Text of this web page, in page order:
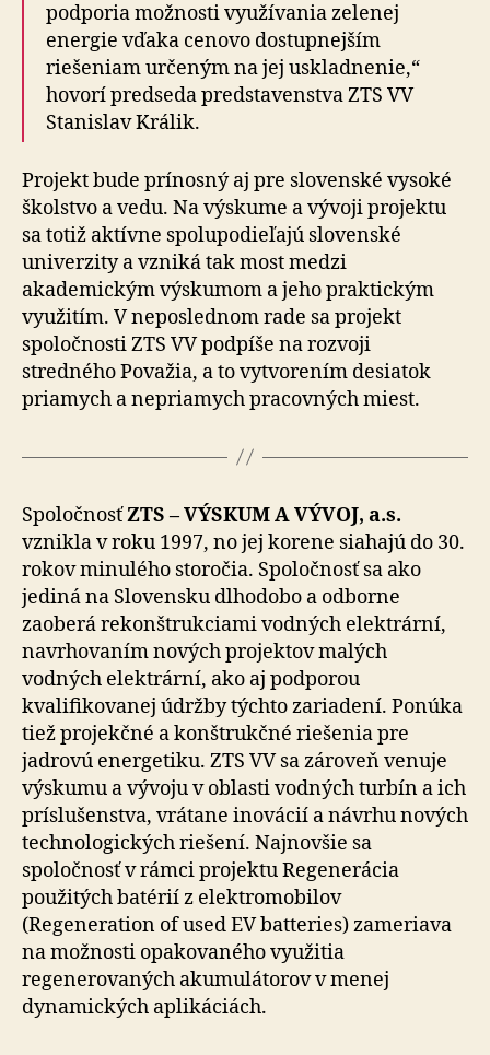
podporia možnosti využívania zelenej
energie vďaka cenovo dostupnejším
riešeniam určeným na jej uskladnenie,“
hovorí predseda predstavenstva ZTS VV
Stanislav Králik.
Projekt bude prínosný aj pre slovenské vysoké
školstvo a vedu. Na výskume a vývoji projektu
sa totiž aktívne spolupodieľajú slovenské
univerzity a vzniká tak most medzi
akademickým výskumom a jeho praktickým
využitím. V neposlednom rade sa projekt
spoločnosti ZTS VV podpíše na rozvoji
stredného Považia, a to vytvorením desiatok
priamych a nepriamych pracovných miest.
SpoločnosťZTS – VÝSKUM A VÝVOJ, a.s.
vznikla v roku 1997, no jej korene siahajú do 30.
rokov minulého storočia. Spoločnosť sa ako
jediná na Slovensku dlhodobo a odborne
zaoberá rekonštrukciami vodných elektrární,
navrhovaním nových projektov malých
vodných elektrární, ako aj podporou
kvalifikovanej údržby týchto zariadení. Ponúka
tiež projekčné a konštrukčné riešenia pre
jadrovú energetiku. ZTS VV sa zároveň venuje
výskumu a vývoju v oblasti vodných turbín a ich
príslušenstva, vrátane inovácií a návrhu nových
technologických riešení. Najnovšie sa
spoločnosť v rámci projektu Regenerácia
použitých batérií z elektromobilov
(Regeneration of used EV batteries) zameriava
na možnosti opakovaného využitia
regenerovaných akumulátorov v menej
dynamických aplikáciách.